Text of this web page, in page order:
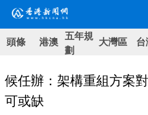
頭條 港澳 五年規
劃
大灣區
候任辦：架構重組方案
可或缺